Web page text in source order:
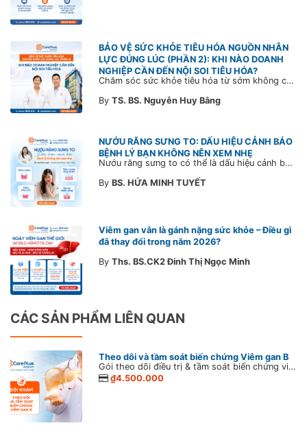
BẢO VỆ SỨC KHỎE TIÊU HÓA NGUỒN NHÂN
LỰC ĐÚNG LÚC (PHẦN 2): KHI NÀO DOANH
NGHIỆP CẦN ĐẾN NỘI SOI TIÊU HÓA?
Chăm sóc sức khỏe tiêu hóa từ sớm không chỉ giúp phát hiện bệnh kịp thời mà còn góp phần xây dựng đội ngũ khỏe mạnh, ổn định và gắn bó lâu dài. CarePlus sẵn sàng đồng hành cùng doanh nghiệp trong việc thiết kế chương trình chăm sóc sức khỏe phù hợp theo từng nhân sự, nhằm tối ưu hiệu quả đầu tư phúc lợi và phát triển nguồn nhân lực bền vững.
By TS. BS. Nguyễn Huy Bằng
NƯỚU RĂNG SƯNG TO: DẤU HIỆU CẢNH BÁO
BỆNH LÝ BẠN KHÔNG NÊN XEM NHẸ
Nướu răng sưng to có thể là dấu hiệu cảnh báo bệnh lý răng miệng. Cùng Bác sĩ CarePlus tìm hiểu nguyên nhân, triệu chứng và thời điểm cần đi khám bác sĩ trong bài viết dưới đây.
By BS. HỨA MINH TUYẾT
Viêm gan vẫn là gánh nặng sức khỏe – Điều gì
đã thay đổi trong năm 2026?
By Ths. BS.CK2 Đinh Thị Ngọc Minh
CÁC SẢN PHẨM LIÊN QUAN
Theo dõi và tầm soát biến chứng Viêm gan B
Gói theo dõi điều trị & tầm soát biến chứng viêm gan B được CarePlus xây dựng dành riêng cho những người đã từng được chẩn đoán nhiễm virus viêm gan siêu vi B, C và các bệnh về gan trước đây. Nếu đã bị nhiễm virus viêm gan hoặc mắc các bệnh về gan thì việc được xây dựng kế hoạch và phác đồ điều trị phù hợp rất quan trọng để theo dõi các biến chứng nguy hiểm của bệnh như đánh giá nguy cơ xơ gan, ung thư gan,…
₫4.500.000